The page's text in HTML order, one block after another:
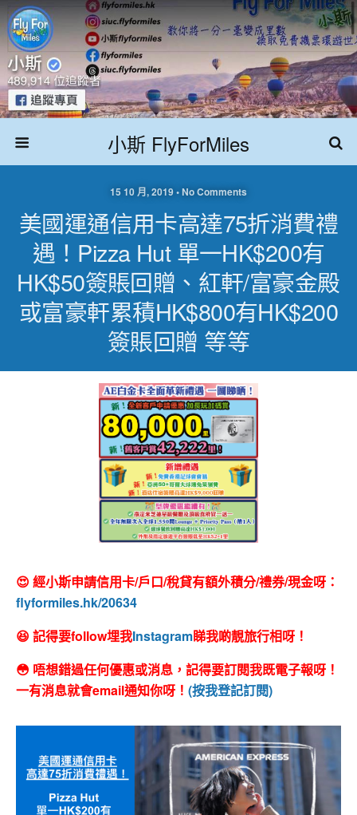
小斯 FlyForMiles
15 10 月, 2019 • No Comments
美國運通信用卡高達75折消費禮
遇！Pizza Hut 單一HK$200有
HK$50簽賬回贈、紅軒/富豪金殿
或富豪軒累積HK$800有HK$200
簽賬回贈 等等
😍 經小斯申請信用卡/戶口/稅貸有額外積分/禮券/現金呀：
flyformiles.hk/20634
😆 記得要follow埋我Instagram睇我啲靚旅行相呀！
😳 唔想錯過任何優惠或消息，記得要訂閱我既電子報呀！
一有消息就會email通知你呀！ (按我登記訂閱)